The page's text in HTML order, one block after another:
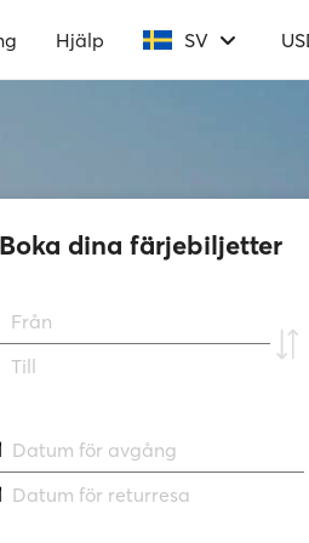
Hjälp SV
Boka dina färjebiljetter
Från
Till
Datum för avgång
Datum för returresa